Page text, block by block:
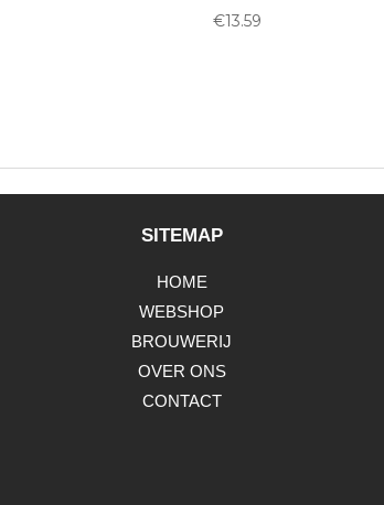
€13.59
SITEMAP
HOME
WEBSHOP
BROUWERIJ
OVER ONS
CONTACT